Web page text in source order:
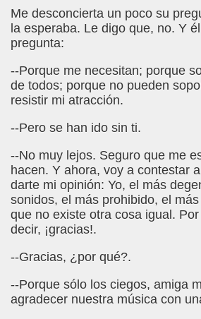
Me desconcierta un poco su
la esperaba. Le digo que, no. Y
pregunta:
--Porque me necesitan; porque
de todos; porque no pueden
resistir mi atracción.
--Pero se han ido sin ti.
--No muy lejos. Seguro que me
hacen. Y ahora, voy a contestar
darte mi opinión: Yo, el más
sonidos, el más prohibido, el
que no existe otra cosa igual.
decir, ¡gracias!.
--Gracias, ¿por qué?.
--Porque sólo los ciegos, amiga
agradecer nuestra música con
(Associació Catalana per a la
Ordóñez)
Jesús Cañamares)
gil)
con el Tacto; una Sutil Diferencia
Rodríguez (Francesc Miñana)
Jesús Cañamares)
la Franqueza (Sergio Gay Laudes)
Companyia de Músics Cecs en